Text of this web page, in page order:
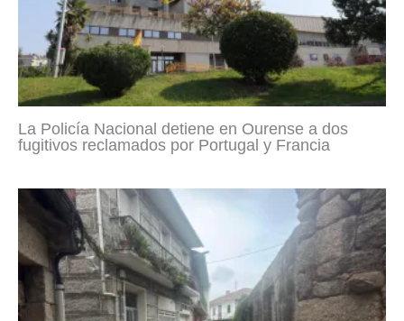
La Policía Nacional detiene en Ourense a dos
fugitivos reclamados por Portugal y Francia